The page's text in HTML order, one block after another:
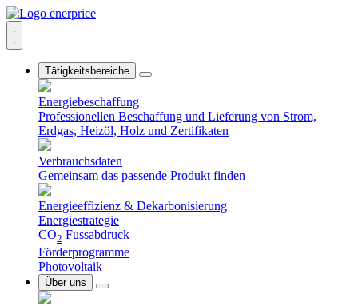
Tätigkeitsbereiche
Energiebeschaffung
Professionellen Beschaffung und Lieferung von Strom,
Erdgas, Heizöl, Holz und Zertifikaten
Verbrauchsdaten
Gemeinsam das passende Produkt finden
Energieeffizienz & Dekarbonisierung
Energiestrategie
CO2 Fussabdruck
Förderprogramme
Photovoltaik
Über uns